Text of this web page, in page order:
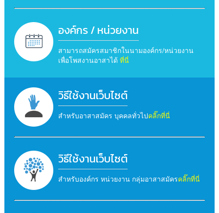
องค์กร / หน่วยงาน
สามารถสมัครสมาชิกในนามองค์กร/หน่วยงาน
เพื่อโพสงานอาสาได้ ที่นี่
วิธีใช้งานเว็บไซต์
สำหรับอาสาสมัคร บุคคลทั่วไปคลิ๊กที่นี่
วิธีใช้งานเว็บไซต์
สำหรับองค์กร หน่วยงาน กลุ่มอาสาสมัครคลิ๊กที่นี่